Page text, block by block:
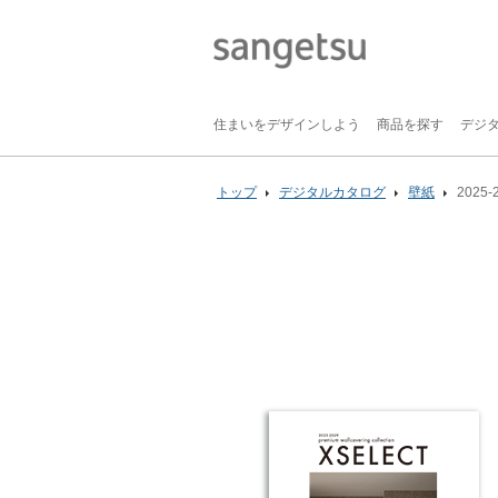
住まいをデザインしよう 商品を探す デジ
トップ デジタルカタログ 壁紙 2025-